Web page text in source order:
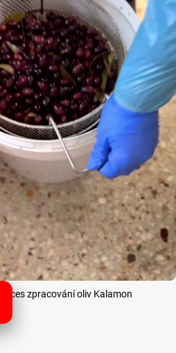
Proces zpracování oliv Kalamon